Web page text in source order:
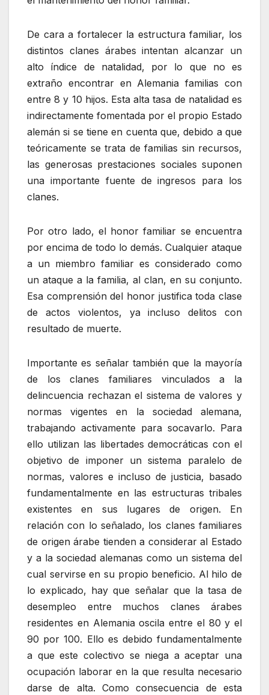
De cara a fortalecer la estructura familiar, los
distintos clanes árabes intentan alcanzar un
alto índice de natalidad, por lo que no es
extraño encontrar en Alemania familias con
entre 8 y 10 hijos. Esta alta tasa de natalidad es
indirectamente fomentada por el propio Estado
alemán si se tiene en cuenta que, debido a que
teóricamente se trata de familias sin recursos,
las generosas prestaciones sociales suponen
una importante fuente de ingresos para los
clanes.
Por otro lado, el honor familiar se encuentra
por encima de todo lo demás. Cualquier ataque
a un miembro familiar es considerado como
un ataque a la familia, al clan, en su conjunto.
Esa comprensión del honor justifica toda clase
de actos violentos, ya incluso delitos con
resultado de muerte.
Importante es señalar también que la mayoría
de los clanes familiares vinculados a la
delincuencia rechazan el sistema de valores y
normas vigentes en la sociedad alemana,
trabajando activamente para socavarlo. Para
ello utilizan las libertades democráticas con el
objetivo de imponer un sistema paralelo de
normas, valores e incluso de justicia, basado
fundamentalmente en las estructuras tribales
existentes en sus lugares de origen. En
relación con lo señalado, los clanes familiares
de origen árabe tienden a considerar al Estado
y a la sociedad alemanas como un sistema del
cual servirse en su propio beneficio. Al hilo de
lo explicado, hay que señalar que la tasa de
desempleo entre muchos clanes árabes
residentes en Alemania oscila entre el 80 y el
90 por 100. Ello es debido fundamentalmente
a que este colectivo se niega a aceptar una
ocupación laborar en la que resulta necesario
darse de alta. Como consecuencia de esta